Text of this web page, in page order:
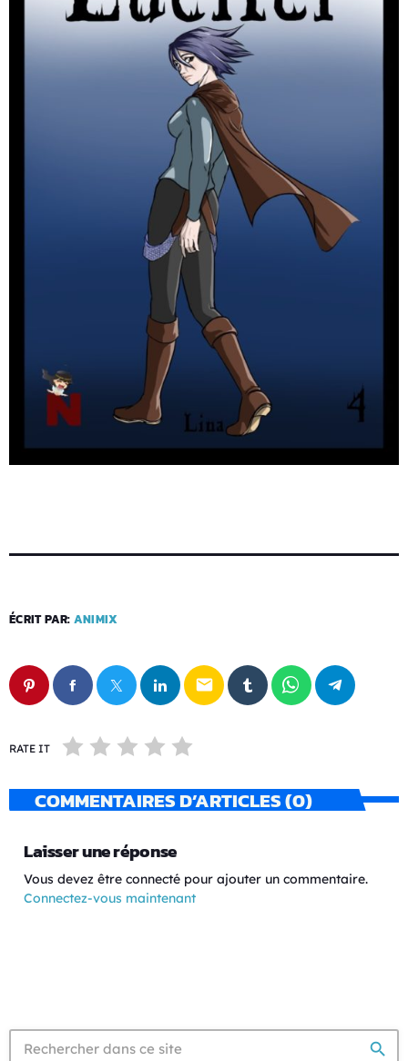
ÉCRIT PAR: ANIMIX
email
RATE IT
COMMENTAIRES D’ARTICLES (0)
Laisser une réponse
Vous devez être connecté pour ajouter un commentaire.
Connectez-vous maintenant
search